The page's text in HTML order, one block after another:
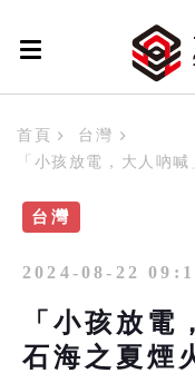
首頁
台灣
「小孩放電，大人吶
台灣
2024-08-22
「小孩放
石海之夏煙